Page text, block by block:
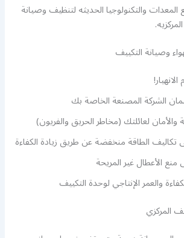
المعدات والتكنولوجيا الحديثه لتنظيف وصيانة
وصيانة التكييف
الشركة المصنعة الخاصة بك
والأمان لعائلتك (مخاطر الحريق والفريون)
تكاليف الطاقة منخفضة عن طريق زيادة الكفاءة
الأعطال غير المريحة
والعمر الإنتاجي لوحدة التكييف
المركزي